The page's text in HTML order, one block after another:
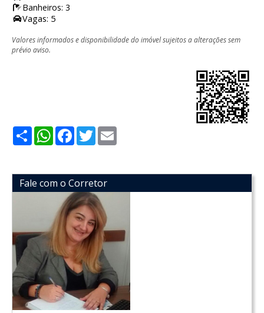
Banheiros: 3
Vagas: 5
Valores informados e disponibilidade do imóvel sujeitos a alterações sem
prévio aviso.
ShareWhatsApp
Facebook
Twitter
Fale com o Corretor